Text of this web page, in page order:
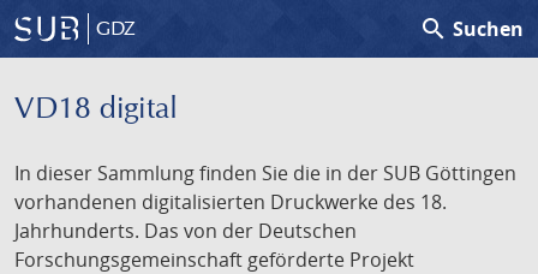
GDZ search Suchen
VD18 digital
In dieser Sammlung finden Sie die in der SUB Göttingen
vorhandenen digitalisierten Druckwerke des 18.
Jahrhunderts. Das von der Deutschen
Forschungsgemeinschaft geförderte Projekt